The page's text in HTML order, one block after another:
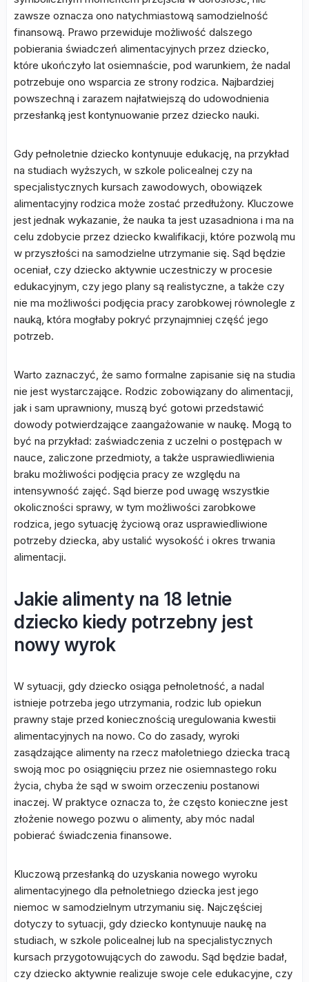
zawsze oznacza ono natychmiastową samodzielność
finansową. Prawo przewiduje możliwość dalszego
pobierania świadczeń alimentacyjnych przez dziecko,
które ukończyło lat osiemnaście, pod warunkiem, że nadal
potrzebuje ono wsparcia ze strony rodzica. Najbardziej
powszechną i zarazem najłatwiejszą do udowodnienia
przesłanką jest kontynuowanie przez dziecko nauki.
Gdy pełnoletnie dziecko kontynuuje edukację, na przykład
na studiach wyższych, w szkole policealnej czy na
specjalistycznych kursach zawodowych, obowiązek
alimentacyjny rodzica może zostać przedłużony. Kluczowe
jest jednak wykazanie, że nauka ta jest uzasadniona i ma na
celu zdobycie przez dziecko kwalifikacji, które pozwolą mu
w przyszłości na samodzielne utrzymanie się. Sąd będzie
oceniał, czy dziecko aktywnie uczestniczy w procesie
edukacyjnym, czy jego plany są realistyczne, a także czy
nie ma możliwości podjęcia pracy zarobkowej równolegle z
nauką, która mogłaby pokryć przynajmniej część jego
potrzeb.
Warto zaznaczyć, że samo formalne zapisanie się na studia
nie jest wystarczające. Rodzic zobowiązany do alimentacji,
jak i sam uprawniony, muszą być gotowi przedstawić
dowody potwierdzające zaangażowanie w naukę. Mogą to
być na przykład: zaświadczenia z uczelni o postępach w
nauce, zaliczone przedmioty, a także usprawiedliwienia
braku możliwości podjęcia pracy ze względu na
intensywność zajęć. Sąd bierze pod uwagę wszystkie
okoliczności sprawy, w tym możliwości zarobkowe
rodzica, jego sytuację życiową oraz usprawiedliwione
potrzeby dziecka, aby ustalić wysokość i okres trwania
alimentacji.
Jakie alimenty na 18 letnie
dziecko kiedy potrzebny jest
nowy wyrok
W sytuacji, gdy dziecko osiąga pełnoletność, a nadal
istnieje potrzeba jego utrzymania, rodzic lub opiekun
prawny staje przed koniecznością uregulowania kwestii
alimentacyjnych na nowo. Co do zasady, wyroki
zasądzające alimenty na rzecz małoletniego dziecka tracą
swoją moc po osiągnięciu przez nie osiemnastego roku
życia, chyba że sąd w swoim orzeczeniu postanowi
inaczej. W praktyce oznacza to, że często konieczne jest
złożenie nowego pozwu o alimenty, aby móc nadal
pobierać świadczenia finansowe.
Kluczową przesłanką do uzyskania nowego wyroku
alimentacyjnego dla pełnoletniego dziecka jest jego
niemoc w samodzielnym utrzymaniu się. Najczęściej
dotyczy to sytuacji, gdy dziecko kontynuuje naukę na
studiach, w szkole policealnej lub na specjalistycznych
kursach przygotowujących do zawodu. Sąd będzie badał,
czy dziecko aktywnie realizuje swoje cele edukacyjne, czy